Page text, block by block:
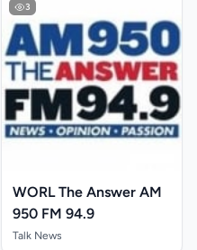
3
WORL The Answer AM
950 FM 94.9
Talk News